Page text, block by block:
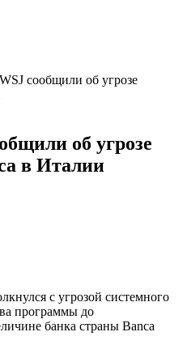
сообщили об угрозе
об угрозе
в Италии
с угрозой системного
программы до
банка страны Banca